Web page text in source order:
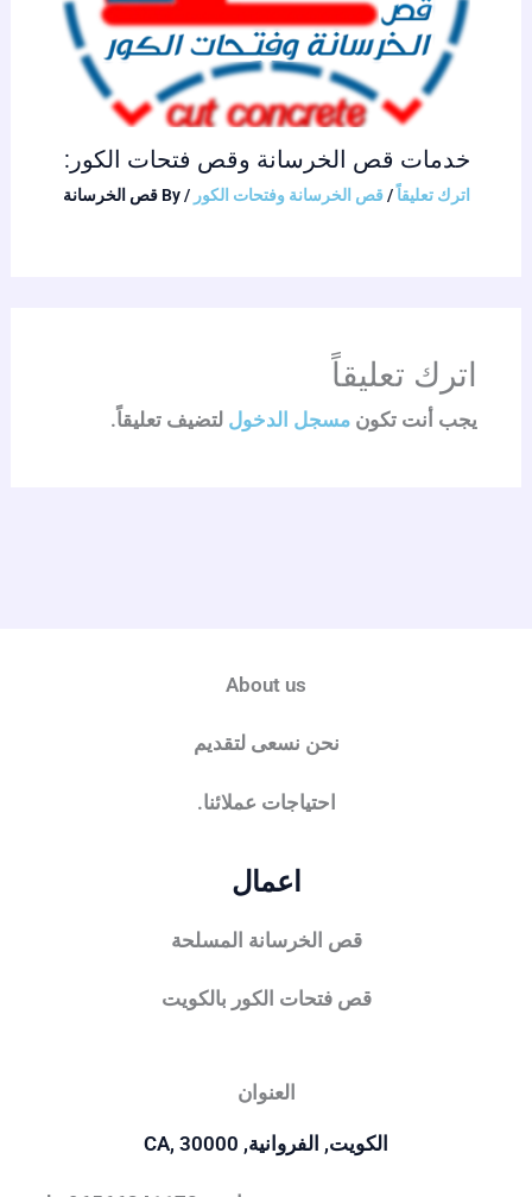
خدمات قص الخرسانة وقص فتحات الكور:
اترك تعليقاً /قص الخرسانة وفتحات الكور / By قص الخرسانة
اترك تعليقاً
يجب أنت تكون مسجل الدخول لتضيف تعليقاً.
About us
نحن نسعى لتقديم
احتياجات عملائنا.
اعمال
قص الخرسانة المسلحة
قص فتحات الكور بالكويت
العنوان
الكويت, الفروانية, CA, 30000